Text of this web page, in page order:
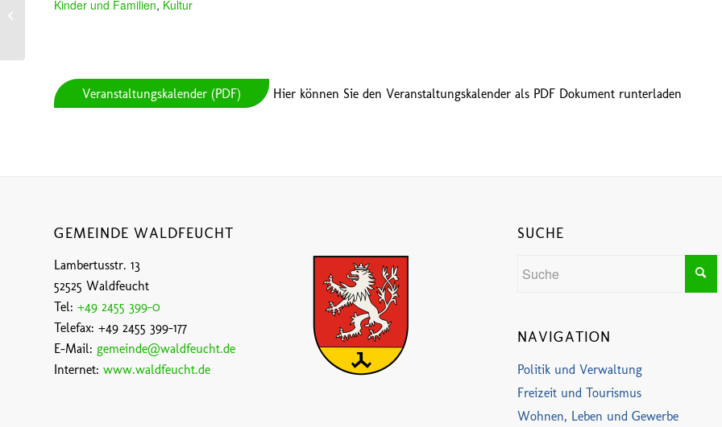
Kinder und Familien, Kultur
Veranstaltungskalender (PDF) Hier können Sie den Veranstaltungskalender als PDF Dokument runterladen
GEMEINDE WALDFEUCHT
Lambertusstr. 13
52525 Waldfeucht
Tel: +49 2455 399-0
Telefax: +49 2455 399-177
E-Mail: gemeinde@waldfeucht.de
Internet: www.waldfeucht.de
SUCHE
NAVIGATION
Politik und Verwaltung
Freizeit und Tourismus
Wohnen, Leben und Gewerbe